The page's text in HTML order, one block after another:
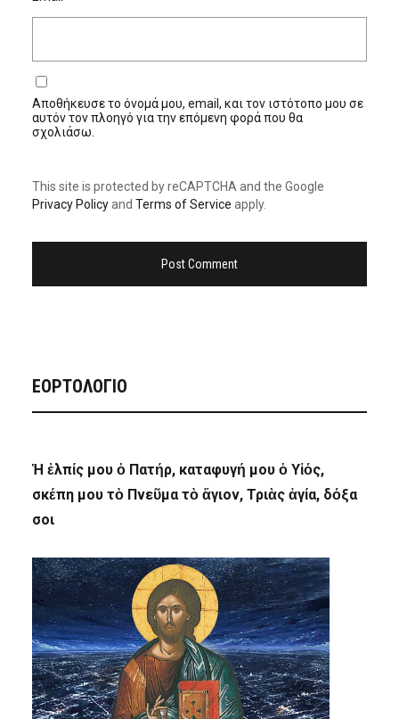
Αποθήκευσε το όνομά μου, email, και τον ιστότοπο μου σε
αυτόν τον πλοηγό για την επόμενη φορά που θα
σχολιάσω.
This site is protected by reCAPTCHA and the Google
Privacy Policyand Terms of Service apply.
ΕΟΡΤΟΛΟΓΙΟ
Ἡ ἐλπίς μου ὁ Πατήρ, καταφυγή μου ὁ Υἱός,
σκέπη μου τὸ Πνεῦμα τὸ ἅγιον, Τριὰς ἁγία, δόξα
σοι